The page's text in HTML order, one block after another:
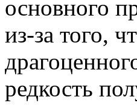
основного
из-за того,
редкость